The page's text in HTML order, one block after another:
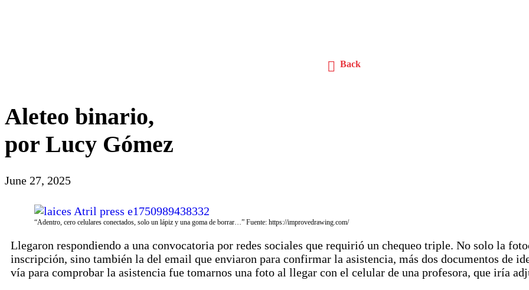
Back
Aleteo binario,
por Lucy Gómez
June 27, 2025
“Adentro, cero celulares conectados, solo un lápiz y una goma de borrar…” Fuente: https://improvedrawing.com/
Llegaron respondiendo a una convocatoria por redes sociales que requirió un chequeo triple. No solo la
inscripción, sino también la del email que enviaron para confirmar la asistencia, más dos documentos de
vía para comprobar la asistencia fue tomarnos una foto al llegar con el celular de una profesora, que iría